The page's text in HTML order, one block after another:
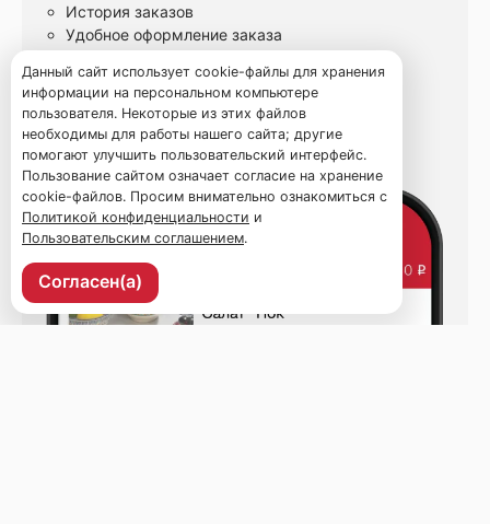
История заказов
Удобное оформление заказа
Избранные блюда
Данный сайт использует cookie-файлы для хранения
информации на персональном компьютере
пользователя. Некоторые из этих файлов
необходимы для работы нашего сайта; другие
помогают улучшить пользовательский интерфейс.
Пользование сайтом означает согласие на хранение
cookie-файлов. Просим внимательно ознакомиться с
Политикой конфиденциальности и
Пользовательским соглашением.
Согласен(а)